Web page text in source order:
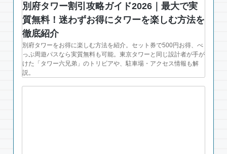
別府タワー割引攻略ガイド2026｜最大で実
質無料！迷わずお得にタワーを楽しむ方法を
徹底紹介
別府タワーをお得に楽しむ方法を紹介。セット券で500円お得、べ
っぷ周遊パスなら実質無料も可能。東京タワーと同じ設計者が手が
けた「タワー六兄弟」のトリビアや、駐車場・アクセス情報も解
説。